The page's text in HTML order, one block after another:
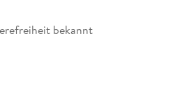
bekannt